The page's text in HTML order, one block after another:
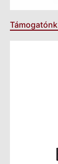
Támogatónk